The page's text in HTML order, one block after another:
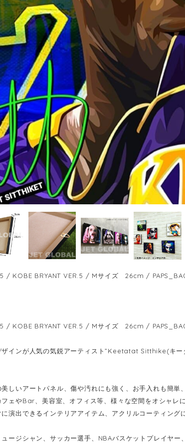
5 / KOBE BRYANT VER.5 / Mサイズ 26cm /
5 / KOBE BRYANT VER.5 / Mサイズ 26cm /
ザインが人気の気鋭アーティスト”Keetatat Sitthike(キー
美しいアートパネル、傷や汚れにも強く、お手入れも簡単
フェやBar、美容室、オフィス等、様々な空間をオシャレ
に演出できるインテリアアイテム、アクリルコーティン
ュージシャン、サッカー選手、NBAバスケットプレイヤ